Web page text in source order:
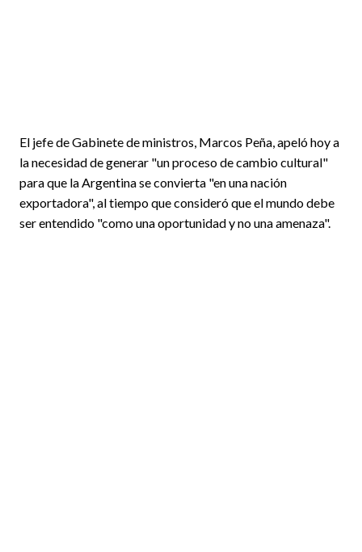
El jefe de Gabinete de ministros, Marcos Peña, apeló hoy a
la necesidad de generar "un proceso de cambio cultural"
para que la Argentina se convierta "en una nación
exportadora", al tiempo que consideró que el mundo debe
ser entendido "como una oportunidad y no una amenaza".